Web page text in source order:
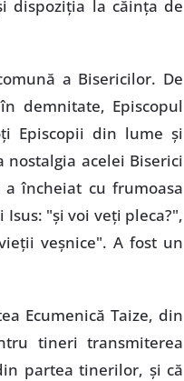
dispoziţia la căinţa de
a Bisericilor. De
demnitate, Episcopul
Episcopii din lume şi
acelei Biserici
încheiat cu frumoasa
"şi voi veţi pleca?",
veşnice". A fost un
Ecumenică Taize, din
tineri transmiterea
partea tinerilor, şi că